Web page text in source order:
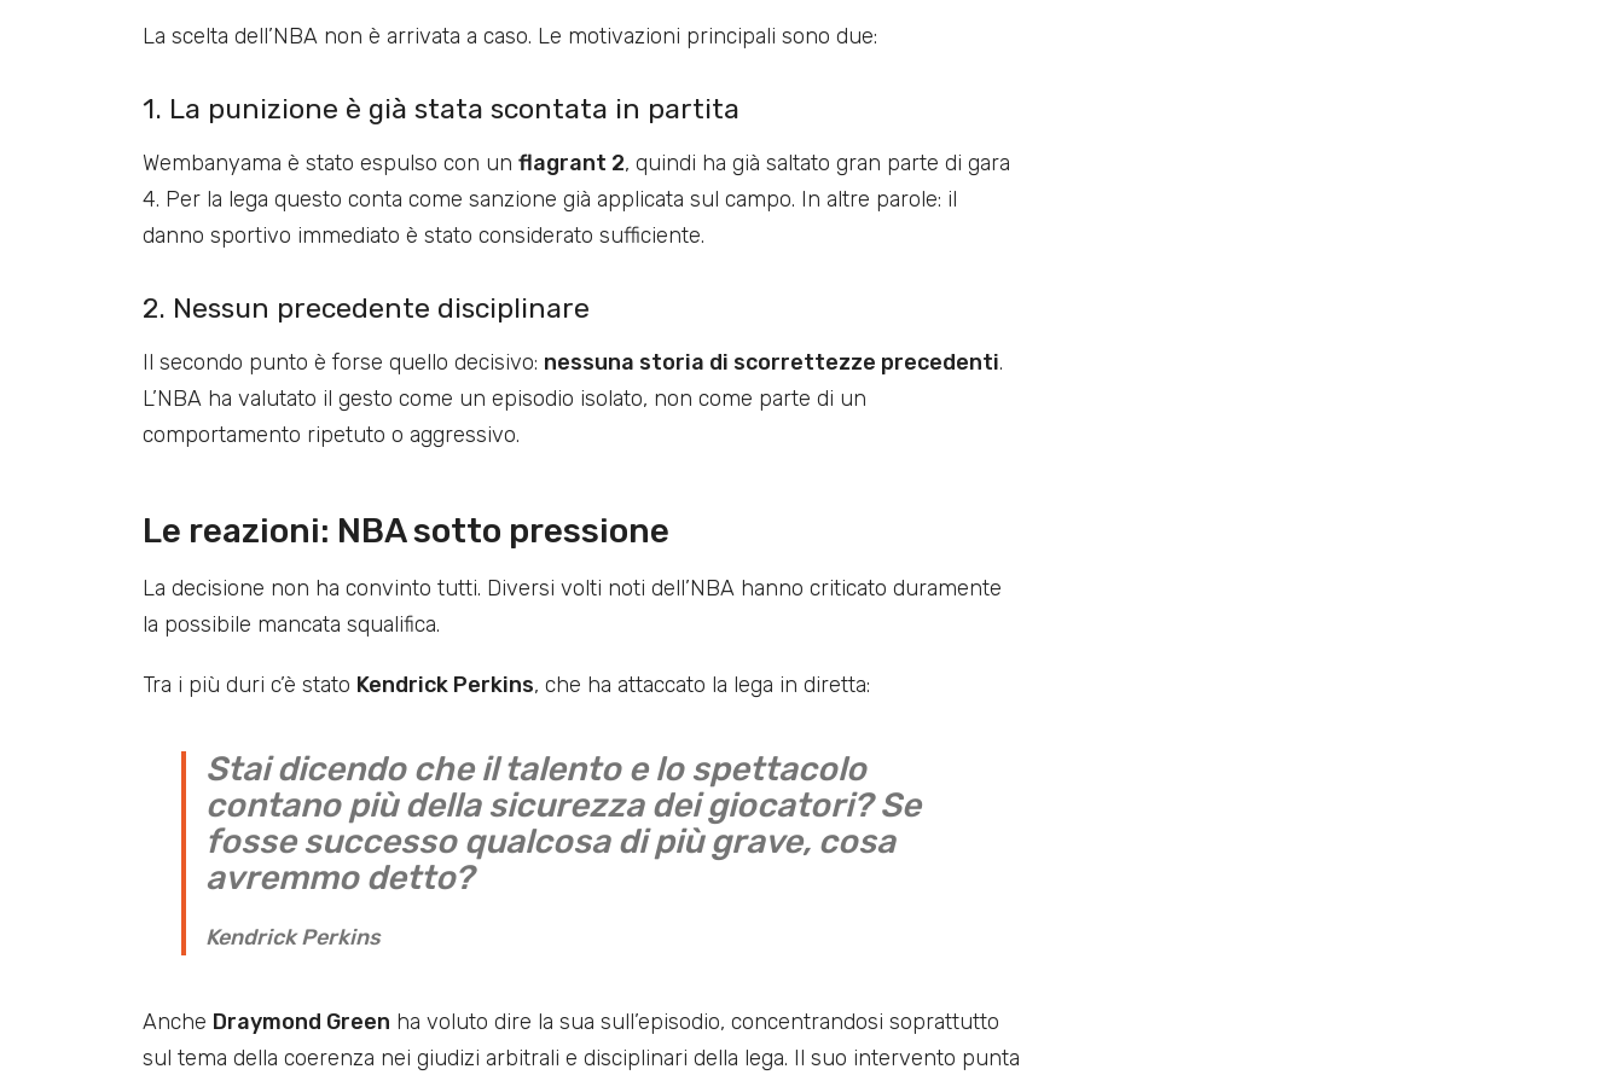
La scelta dell’NBA non è arrivata a caso. Le motivazioni principali sono due:
1. La punizione è già stata scontata in partita
Wembanyama è stato espulso con un flagrant 2, quindi ha già saltato gran parte di gara
4. Per la lega questo conta come sanzione già applicata sul campo. In altre parole: il
danno sportivo immediato è stato considerato sufficiente.
2. Nessun precedente disciplinare
Il secondo punto è forse quello decisivo: nessuna storia di scorrettezze precedenti.
L’NBA ha valutato il gesto come un episodio isolato, non come parte di un
comportamento ripetuto o aggressivo.
Le reazioni: NBA sotto pressione
La decisione non ha convinto tutti. Diversi volti noti dell’NBA hanno criticato duramente
la possibile mancata squalifica.
Tra i più duri c’è stato Kendrick Perkins, che ha attaccato la lega in diretta:
Stai dicendo che il talento e lo spettacolo
contano più della sicurezza dei giocatori? Se
fosse successo qualcosa di più grave, cosa
avremmo detto?
Kendrick Perkins
Anche Draymond Green ha voluto dire la sua sull’episodio, concentrandosi soprattutto
sul tema della coerenza nei giudizi arbitrali e disciplinari della lega. Il suo intervento punta